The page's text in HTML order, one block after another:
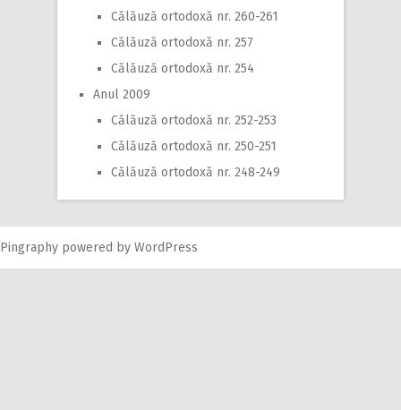
Călăuză ortodoxă nr. 260-261
Călăuză ortodoxă nr. 257
Călăuză ortodoxă nr. 254
Anul 2009
Călăuză ortodoxă nr. 252-253
Călăuză ortodoxă nr. 250-251
Călăuză ortodoxă nr. 248-249
Pingraphy powered by WordPress